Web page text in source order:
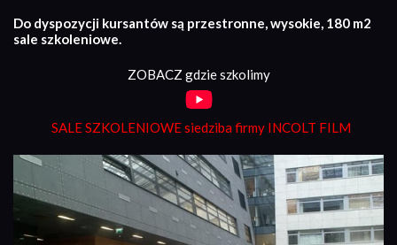
Do dyspozycji kursantów są przestronne, wysokie, 180 m2
sale szkoleniowe.
ZOBACZ gdzie szkolimy
SALE SZKOLENIOWE siedziba firmy INCOLT FILM